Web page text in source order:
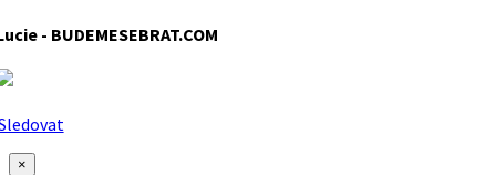
- BUDEMESEBRAT.COM
×